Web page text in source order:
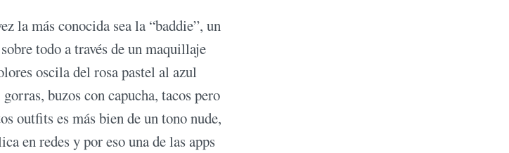
la más conocida sea la “baddie”, un
todo a través de un maquillaje
oscila del rosa pastel al azul
buzos con capucha, tacos pero
outfits es más bien de un tono nude,
en redes y por eso una de las apps